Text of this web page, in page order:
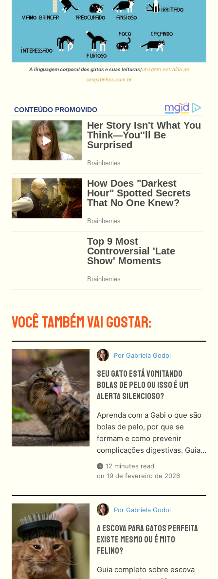
A linguagem corporal dos gatos e suas leituras/Imagem extraída de
sosgatinhos.com.br
Você Também Vai Gostar:
Seu Gato Está Vomitando
Bolas De Pelo Ou Isso É Um
Alerta Silencioso?
Por Gabriela Godoi
Aprenda com a Gabi o que são
bolas de pelo, por que se
formam e como prevenir
complicações digestivas. Guia…
12 minutes read
on 19 de fevereiro de 2026
A Escova Para Gatos Perfeita
Existe Mesmo Ou É Mito
Felino?
Por Gabriela Godoi
Guia completo sobre escova